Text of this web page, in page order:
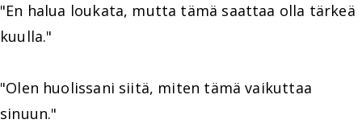
"En halua loukata, mutta tämä saattaa olla tärkeä
kuulla."
"Olen huolissani siitä, miten tämä vaikuttaa
sinuun."